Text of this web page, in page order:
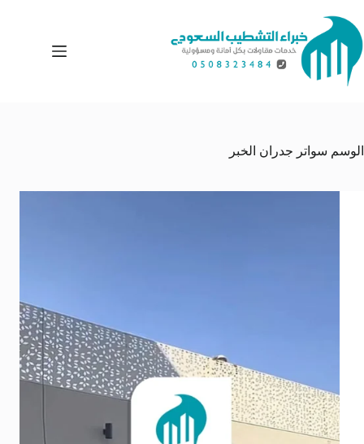
إلى
المحتوى
الوسم سواتر جدران الخبر